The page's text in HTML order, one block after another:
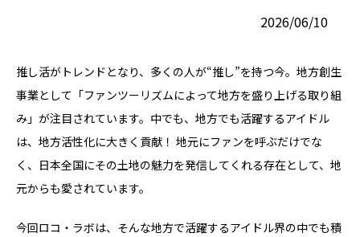
2026/06/10
推し活がトレンドとなり、多くの人が“推し”を持つ今。地方創生
事業として「ファンツーリズムによって地方を盛り上げる取り組
み」が注目されています。中でも、地方でも活躍するアイドル
は、地方活性化に大きく貢献！ 地元にファンを呼ぶだけでな
く、日本全国にその土地の魅力を発信してくれる存在として、地
元からも愛されています。
今回ロコ・ラボは、そんな地方で活躍するアイドル界の中でも積